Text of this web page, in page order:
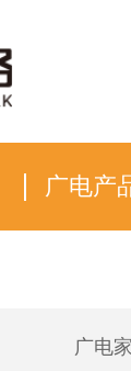
广电产
广电